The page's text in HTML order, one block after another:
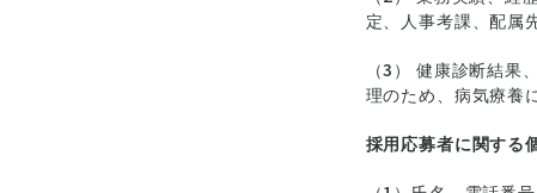
定、人事考課、配属
（3） 健康診断結
理のため、病気療養
採用応募者に関する